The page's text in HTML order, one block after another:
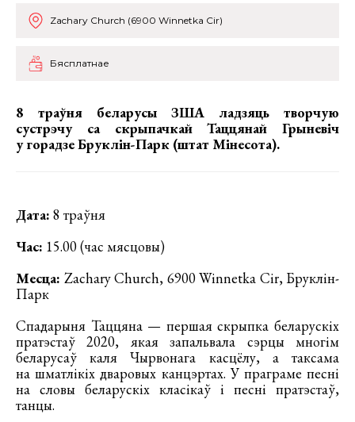
Zachary Church (6900 Winnetka Cir)
Бясплатнае
8 траўня беларусы ЗША ладзяць творчую
сустрэчу са скрыпачкай Таццянай Грыневіч
у горадзе Бруклін-Парк (штат Мінесота).
Дата: 8 траўня
Час: 15.00 (час мясцовы)
Месца: Zachary Church, 6900 Winnetka Cir, Бруклін-
Парк
Спадарыня Таццяна — першая скрыпка беларускіх
пратэстаў 2020, якая запальвала сэрцы многім
беларусаў каля Чырвонага касцёлу, а таксама
на шматлікіх дваровых канцэртах. У праграме песні
на словы беларускіх класікаў і песні пратэстаў,
танцы.